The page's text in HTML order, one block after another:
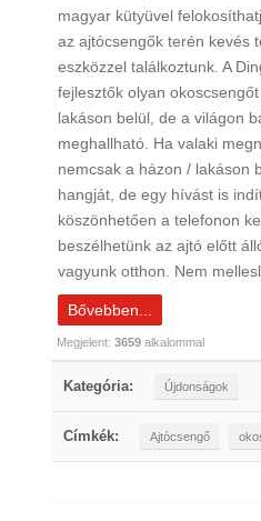
magyar kütyüvel
az ajtócsengők terén kevés
eszközzel találkoztunk. A
fejlesztők olyan
lakáson belül, de a világon
meghallható. Ha valaki
nemcsak a házon / lakáson
hangját, de egy hívást is
köszönhetően a telefonon
beszélhetünk az ajtó előtt
vagyunk otthon. Nem
Bővebben...
Megjelent: 3659alkalommal
Kategória: Újdonságok
Címkék: Ajtócsengő